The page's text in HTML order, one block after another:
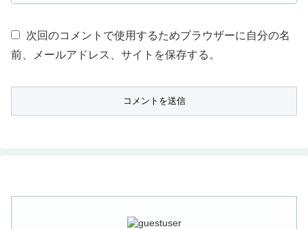
次回のコメントで使用するためブラウザーに自分の名
前、メールアドレス、サイトを保存する。